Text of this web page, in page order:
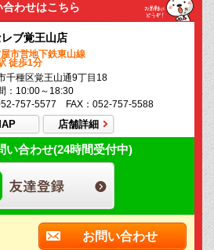
わせはこちら
ブ覚王山店
市営地下鉄東山線
徒歩1分
千種区覚王山通9丁目18
：10:00～18:30
757-5577 FAX：052-757-5588
店舗詳細
い合わせ(24時間受付中)
お問い合わせ